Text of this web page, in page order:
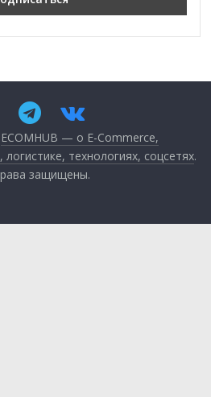
ECOMHUB — о E-Commerce,
технологиях, соцсетях.
защищены.